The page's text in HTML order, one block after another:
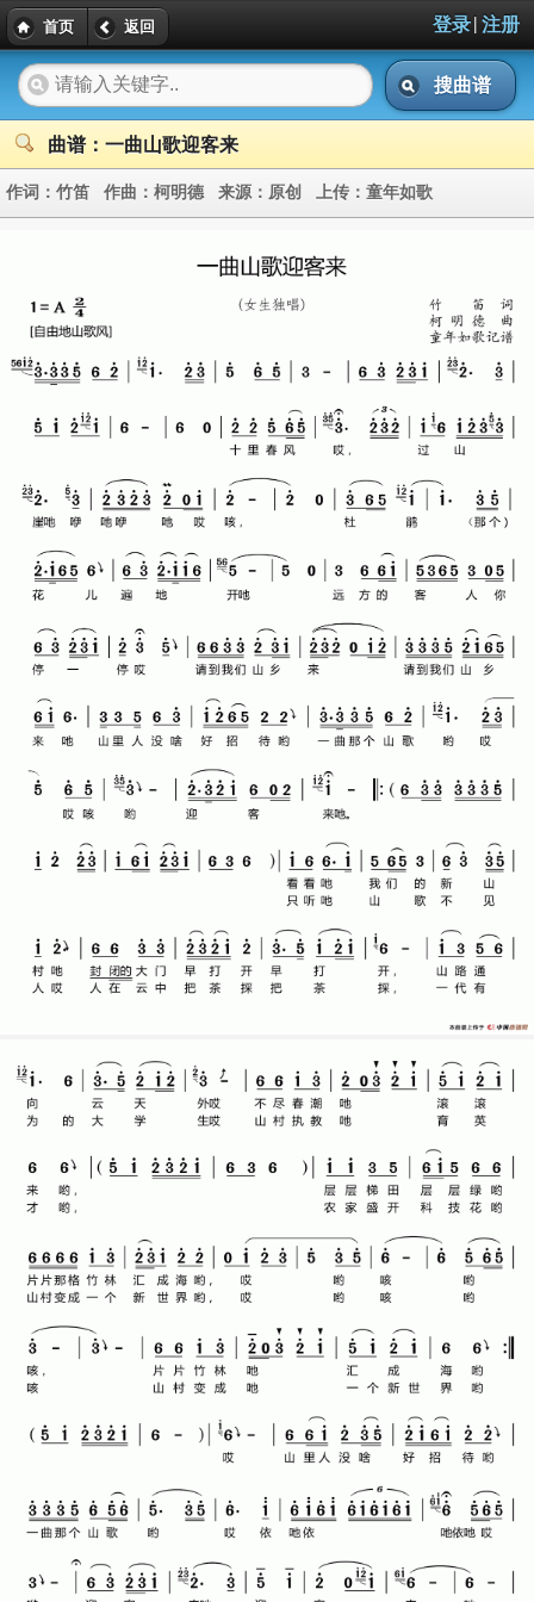
首页 返回 登录| 注册
搜曲谱
曲谱：一曲山歌迎客来
作词： 竹笛 作曲： 柯明德 来源： 原创 上传： 童年如歌